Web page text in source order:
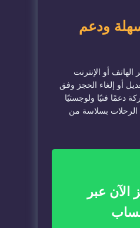
ودعم
أو الإنترنت
أو إلغاء الحجز وفق
دعمًا فنيًا ولوجستيًا
بسلاسة من
الآن عبر